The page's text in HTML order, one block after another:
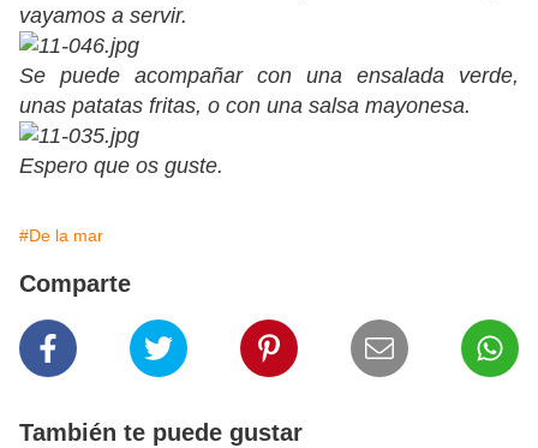
vayamos a servir.
Se puede acompañar con una ensalada verde,
unas patatas fritas, o con una salsa mayonesa.
Espero que os guste.
#De la mar
Comparte
También te puede gustar